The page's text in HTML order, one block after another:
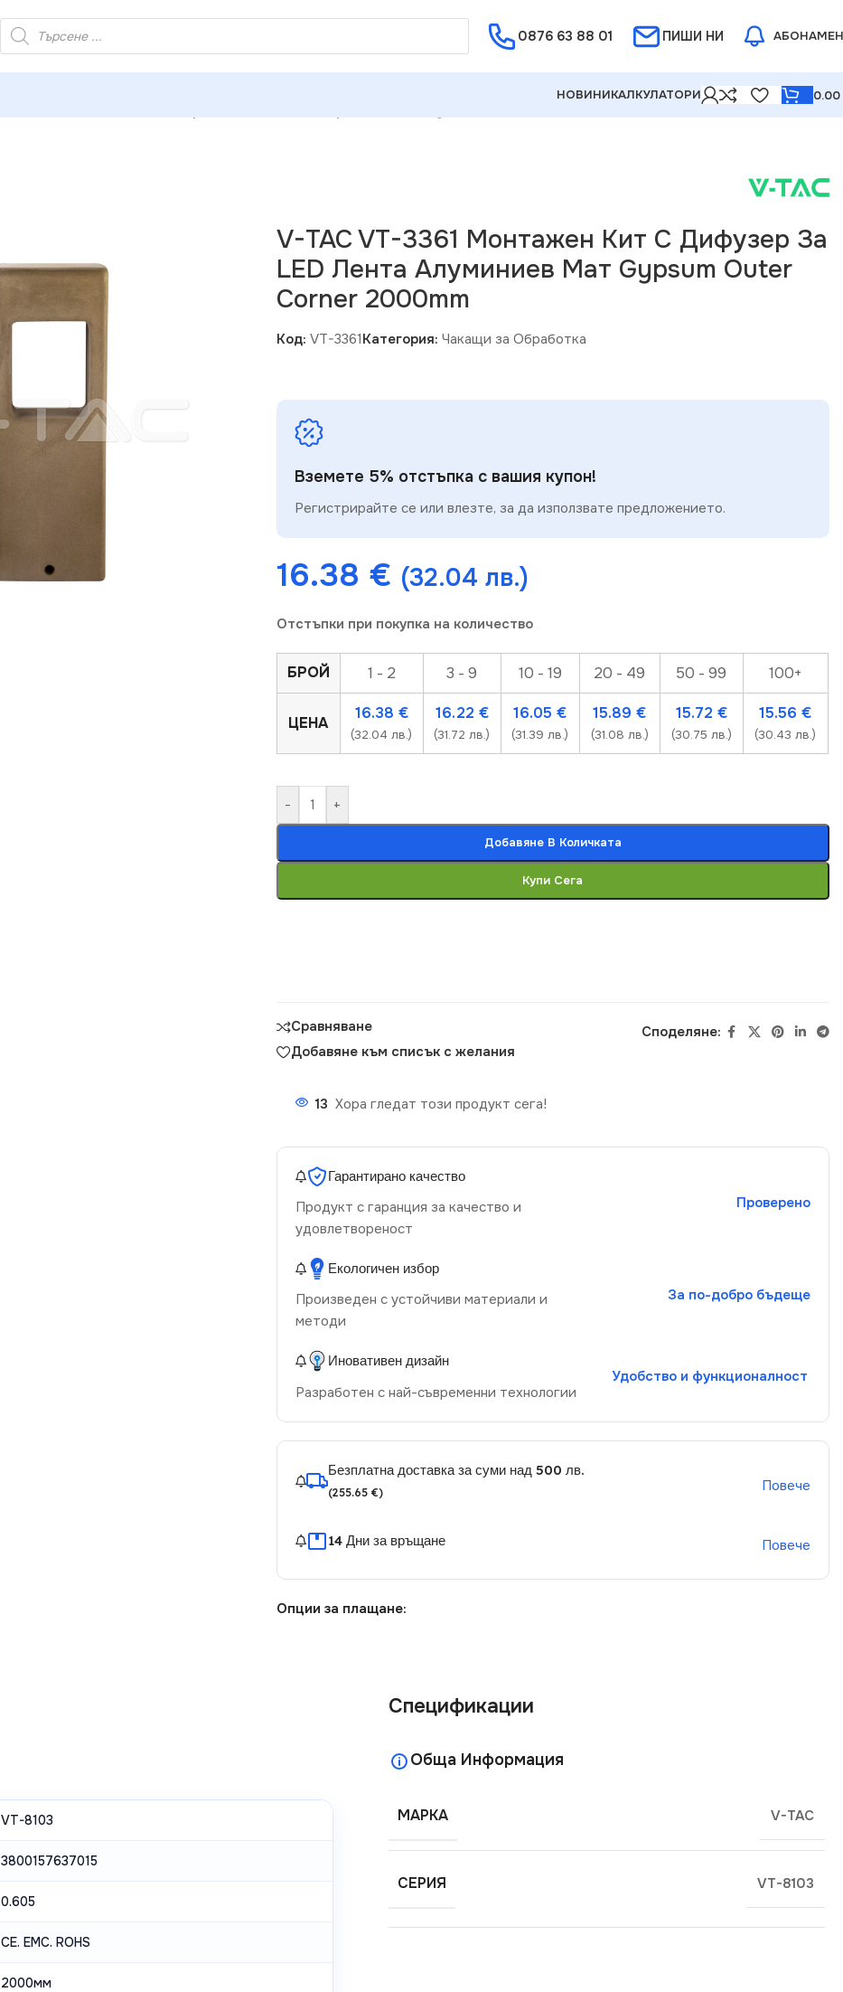
ХЕЙ ТИ! РЕГИСТРИРАЙ СЕ И ВЗЕМИ КУПОН ЗА НАМАЛЕНИЕ ОТ 5% 0876 63 88 01 ПИШИ НИ
НОВИНИКАЛКУЛАТОРИ 0.00
V-TAC VT-3361 Монтажен Kит С Дифузер За
LED Лента Алуминиев Мат Gypsum Outer
Corner 2000mm
Код: VT-3361Категория: Чакащи за Обработка
Вземете 5% отстъпка с вашия купон!
Регистрирайте се или влезте, за да използвате предложението.
16.38 € (32.04 лв.)
Отстъпки при покупка на количество
БРОЙ 1 - 2 3 - 9 10 - 19 20 - 49 50 - 99 100+
ЦЕНА
16.38 €
(32.04 лв.)
16.22 €
(31.72 лв.)
16.05€
(31.39 лв.)
15.89€
(31.08 лв.)
15.72 €
(30.75 лв.)
15.56€
(30.43 лв.)
- +
Добавяне В Количката
Купи Сега
Сравняване
Добавяне към списък с желания
Споделяне:
13 Хора гледат този продукт сега!
Гарантирано качество
Продукт с гаранция за качество и
удовлетвореност
Проверено
Екологичен избор
Произведен с устойчиви материали и
методи
За по-добро бъдеще
Иновативен дизайн
Разработен с най-съвременни технологии
Удобство и функционалност
Безплатна доставка за суми над 500 лв.
(255.65 €) Повече
14 Дни за връщане Повече
Опции за плащане:
VT-8103
3800157637015
0.605
CE. EMC. ROHS
2000мм
Спецификации
Обща Информация
МАРКА V-TAC
СЕРИЯ VT-8103